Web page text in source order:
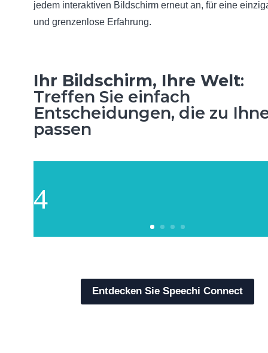
jedem interaktiven Bildschirm erneut an, für eine
und grenzenlose Erfahrung.
Ihr Bildschirm, Ihre Welt:
Treffen Sie einfach
Entscheidungen, die zu
passen
Entdecken Sie Speechi Connect